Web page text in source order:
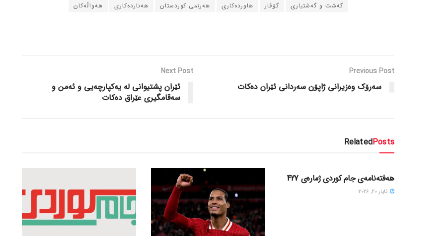
گه‌شت و گه‌شتیاری
گۆڤار هاورده‌کاری هه‌رێمی کوردستان هه‌نارده‌کاری هه‌واڵه‌کان
Previous Post
سه‌رۆک وه‌زیرانی ژاپۆن سه‌ردانی ئێران ده‌کات
Next Post
ئێران پشتیوانی له‌ یه‌کپارچه‌یی و ئه‌من و
سه‌قامگیری عێراق ده‌کات
RelatedPosts
هەفتەنامەی جام کوردی ژمارەی 427
ئایار 20, 2026